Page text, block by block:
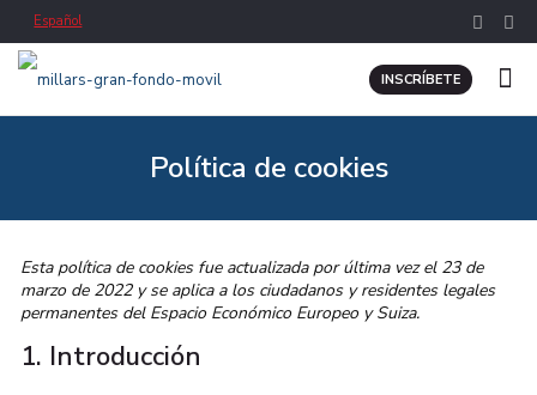
Español
INSCRÍBETE
Política de cookies
Esta política de cookies fue actualizada por última vez el 23 de
marzo de 2022 y se aplica a los ciudadanos y residentes legales
permanentes del Espacio Económico Europeo y Suiza.
1. Introducción